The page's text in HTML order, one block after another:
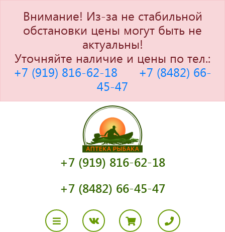
Внимание! Из-за не стабильной
обстановки цены могут быть не
актуальны!
Уточняйте наличие и цены по тел.:
+7 (919) 816-62-18
+7 (8482) 66-
45-47
+7 (919) 816-62-18
+7 (8482) 66-45-47